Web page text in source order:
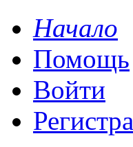
Начало
Помощь
Войти